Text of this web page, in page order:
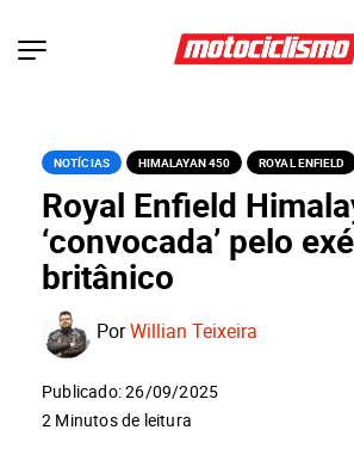
NOTÍCIAS HIMALAYAN 450 ROYAL ENFIELD
Royal Enfield
‘convocada’ pelo
britânico
PorWillian Teixeira
Publicado: 26/09/2025
2 Minutos de leitura